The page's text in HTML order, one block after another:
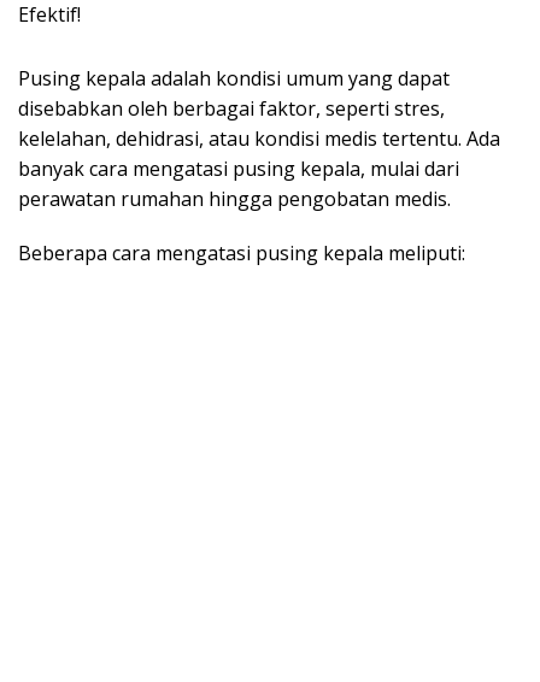
Pusing kepala adalah kondisi umum yang dapat
disebabkan oleh berbagai faktor, seperti stres,
kelelahan, dehidrasi, atau kondisi medis tertentu. Ada
banyak cara mengatasi pusing kepala, mulai dari
perawatan rumahan hingga pengobatan medis.
Beberapa cara mengatasi pusing kepala meliputi: